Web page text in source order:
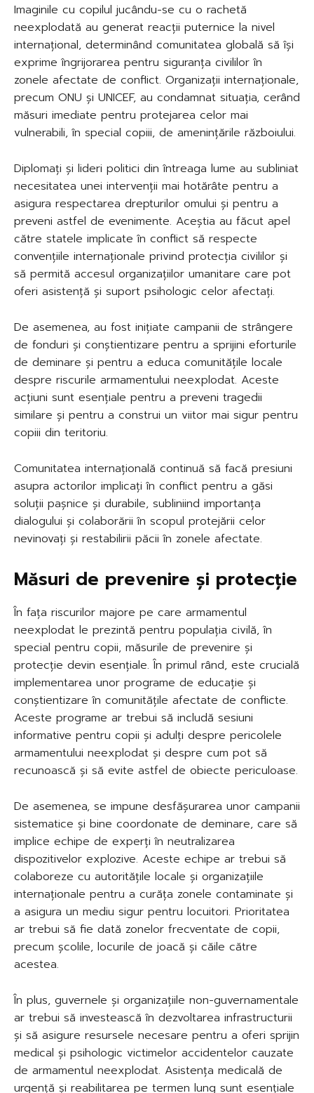
Imaginile cu copilul jucându-se cu o rachetă
neexplodată au generat reacții puternice la nivel
internațional, determinând comunitatea globală să își
exprime îngrijorarea pentru siguranța civililor în
zonele afectate de conflict. Organizații internaționale,
precum ONU și UNICEF, au condamnat situația, cerând
măsuri imediate pentru protejarea celor mai
vulnerabili, în special copiii, de amenințările războiului.
Diplomați și lideri politici din întreaga lume au subliniat
necesitatea unei intervenții mai hotărâte pentru a
asigura respectarea drepturilor omului și pentru a
preveni astfel de evenimente. Aceștia au făcut apel
către statele implicate în conflict să respecte
convențiile internaționale privind protecția civililor și
să permită accesul organizațiilor umanitare care pot
oferi asistență și suport psihologic celor afectați.
De asemenea, au fost inițiate campanii de strângere
de fonduri și conștientizare pentru a sprijini eforturile
de deminare și pentru a educa comunitățile locale
despre riscurile armamentului neexplodat. Aceste
acțiuni sunt esențiale pentru a preveni tragedii
similare și pentru a construi un viitor mai sigur pentru
copiii din teritoriu.
Comunitatea internațională continuă să facă presiuni
asupra actorilor implicați în conflict pentru a găsi
soluții pașnice și durabile, subliniind importanța
dialogului și colaborării în scopul protejării celor
nevinovați și restabilirii păcii în zonele afectate.
Măsuri de prevenire și protecție
În fața riscurilor majore pe care armamentul
neexplodat le prezintă pentru populația civilă, în
special pentru copii, măsurile de prevenire și
protecție devin esențiale. În primul rând, este crucială
implementarea unor programe de educație și
conștientizare în comunitățile afectate de conflicte.
Aceste programe ar trebui să includă sesiuni
informative pentru copii și adulți despre pericolele
armamentului neexplodat și despre cum pot să
recunoască și să evite astfel de obiecte periculoase.
De asemenea, se impune desfășurarea unor campanii
sistematice și bine coordonate de deminare, care să
implice echipe de experți în neutralizarea
dispozitivelor explozive. Aceste echipe ar trebui să
colaboreze cu autoritățile locale și organizațiile
internaționale pentru a curăța zonele contaminate și
a asigura un mediu sigur pentru locuitori. Prioritatea
ar trebui să fie dată zonelor frecventate de copii,
precum școlile, locurile de joacă și căile către
acestea.
În plus, guvernele și organizațiile non-guvernamentale
ar trebui să investească în dezvoltarea infrastructurii
și să asigure resursele necesare pentru a oferi sprijin
medical și psihologic victimelor accidentelor cauzate
de armamentul neexplodat. Asistența medicală de
urgență și reabilitarea pe termen lung sunt esențiale